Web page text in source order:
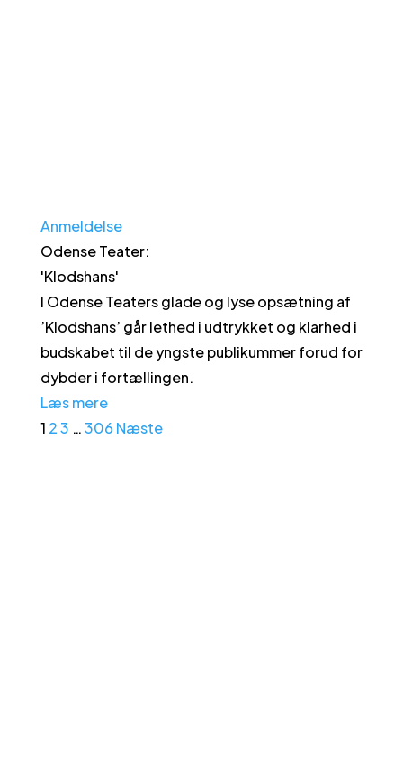
Anmeldelse
Odense Teater:
'Klodshans'
I Odense Teaters glade og lyse opsætning af
’Klodshans’ går lethed i udtrykket og klarhed i
budskabet til de yngste publikummer forud for
dybder i fortællingen.
Læs mere
1 23 …306 Næste